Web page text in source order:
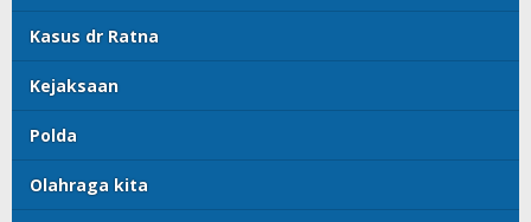
Kasus dr Ratna
Kejaksaan
Polda
Olahraga kita